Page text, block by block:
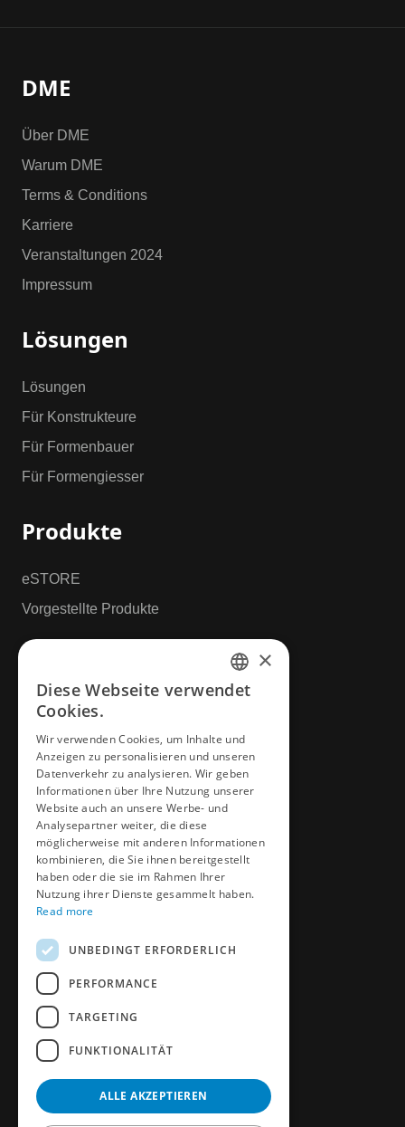
DME
Über DME
Warum DME
Terms & Conditions
Karriere
Veranstaltungen 2024
Impressum
Lösungen
Lösungen
Für Konstrukteure
Für Formenbauer
Für Formengiesser
Produkte
eSTORE
Vorgestellte Produkte
Downloads
Video & Media
DME University
CAD & Design
More
News
Buchen Sie einen Termin
ENGLISH
GERMAN
FRENCH
HUNGARIAN
ITALIAN
×
Diese Webseite verwendet
Cookies.
Wir verwenden Cookies, um Inhalte und
Anzeigen zu personalisieren und unseren
Datenverkehr zu analysieren. Wir geben
Informationen über Ihre Nutzung unserer
Website auch an unsere Werbe- und
Analysepartner weiter, die diese
möglicherweise mit anderen Informationen
kombinieren, die Sie ihnen bereitgestellt
haben oder die sie im Rahmen Ihrer
Nutzung ihrer Dienste gesammelt haben.
Read more
UNBEDINGT ERFORDERLICH
PERFORMANCE
TARGETING
FUNKTIONALITÄT
ALLE AKZEPTIEREN